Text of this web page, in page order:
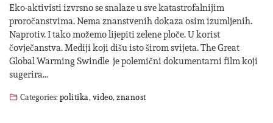
Eko-aktivisti izvrsno se snalaze u sve katastrofalnijim
proročanstvima. Nema znanstvenih dokaza osim izumljenih.
Naprotiv. I tako možemo lijepiti zelene ploče. U korist
čovječanstva. Mediji koji dišu isto širom svijeta. The Great
Global Warming Swindle je polemični dokumentarni film koji
sugerira…
Categories:politika,video,znanost